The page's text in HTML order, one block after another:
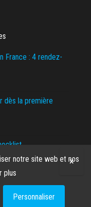
France : 4 rendez-
dès la première
×
notre site web et nos
plus
Personnaliser